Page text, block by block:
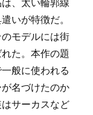
、太い輪郭線
いが特徴だ。
モデルには街
た。本作の題
般に使われる
名づけたのか
サーカスなど